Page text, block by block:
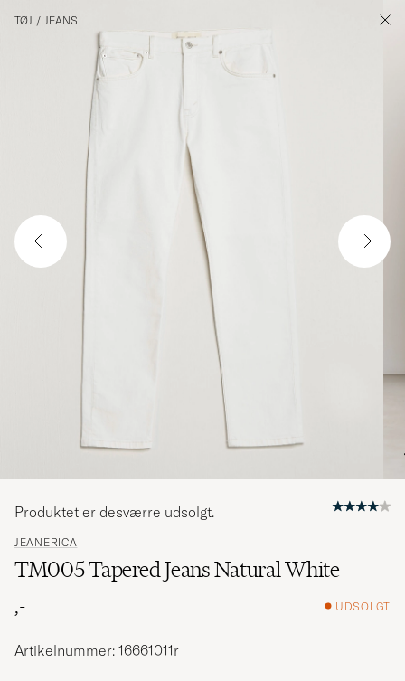
TØJ / JEANS
JEANERICA
TM005 Tapered Jeans Natural White
,-
UDSOLGT
Produktet er desværre udsolgt.
Artikelnummer: 16661011r